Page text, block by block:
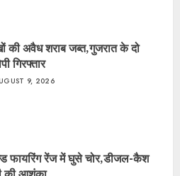
की अवैध शराब जब्त,गुजरात के दो
गिरफ्तार
9, 2026
फायरिंग रेंज में घुसे चोर,डीजल-कैश